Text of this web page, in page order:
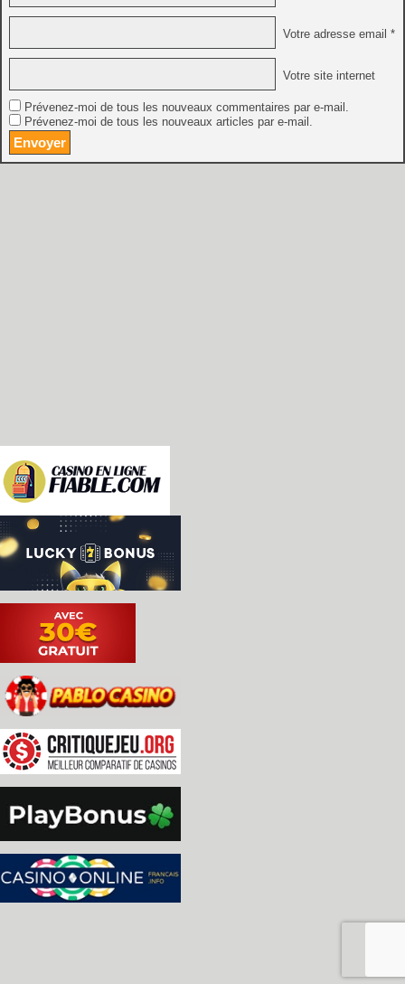
Votre adresse email *
Votre site internet
Prévenez-moi de tous les nouveaux commentaires par e-mail.
Prévenez-moi de tous les nouveaux articles par e-mail.